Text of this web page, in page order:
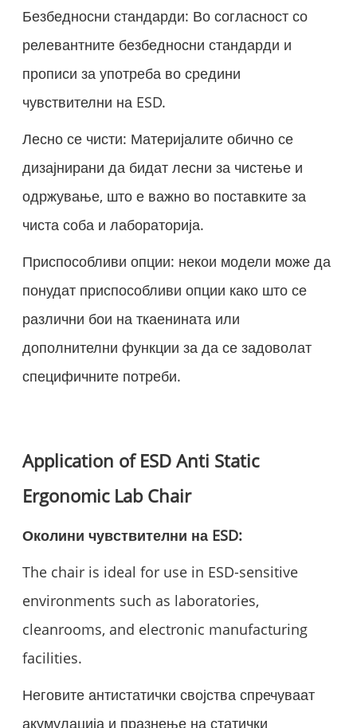
Безбедносни стандарди: Во согласност со
релевантните безбедносни стандарди и
прописи за употреба во средини
чувствителни на ESD.
Лесно се чисти: Материјалите обично се
дизајнирани да бидат лесни за чистење и
одржување, што е важно во поставките за
чиста соба и лабораторија.
Приспособливи опции: некои модели може да
понудат приспособливи опции како што се
различни бои на ткаенината или
дополнителни функции за да се задоволат
специфичните потреби.
Application of ESD Anti Static
Ergonomic Lab Chair
Околини чувствителни на ESD:
The chair is ideal for use in ESD-sensitive
environments such as laboratories,
cleanrooms, and electronic manufacturing
facilities.
Неговите антистатички својства спречуваат
акумулација и празнење на статички